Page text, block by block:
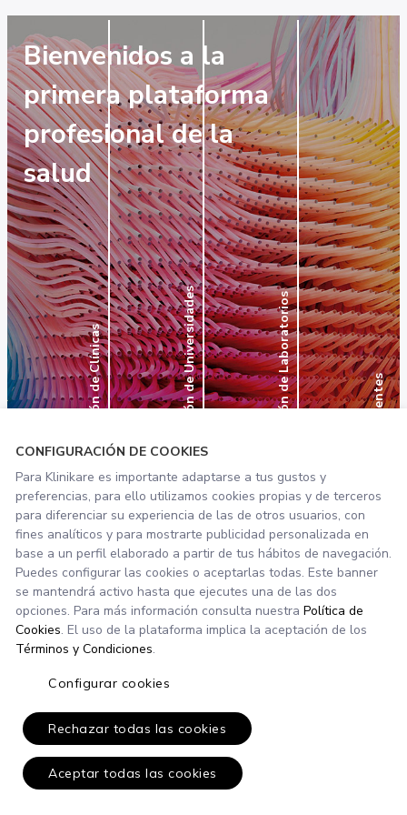
Software de Gestión de Clínicas Software de Gestión de Universidades Software de Gestión de Laboratorios Financiación a Pacientes
CONFIGURACIÓN DE COOKIES
Para Klinikare es importante adaptarse a tus gustos y
preferencias, para ello utilizamos cookies propias y de terceros
para diferenciar su experiencia de las de otros usuarios, con
fines analíticos y para mostrarte publicidad personalizada en
base a un perfil elaborado a partir de tus hábitos de navegación.
Puedes configurar las cookies o aceptarlas todas. Este banner
se mantendrá activo hasta que ejecutes una de las dos
opciones. Para más información consulta nuestra Política de
Cookies. El uso de la plataforma implica la aceptación de los
Términos y Condiciones.
Configurar cookies
Rechazar todas las cookies
Aceptar todas las cookies